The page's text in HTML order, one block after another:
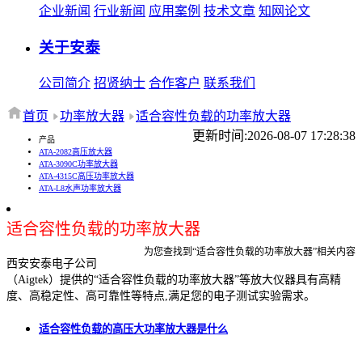
企业新闻 行业新闻 应用案例 技术文章 知网论文
关于安泰
公司简介 招贤纳士 合作客户 联系我们
首页 功率放大器
适合容性负载的功率放大器
更新时间:2026-08-07 17:28:38
产品
ATA-2082高压放大器
ATA-3090C功率放大器
ATA-4315C高压功率放大器
ATA-L8水声功率放大器
适合容性负载的功率放大器
为您查找到“适合容性负载的功率放大器”相关内容
西安安泰电子公司
（Aigtek）提供的“适合容性负载的功率放大器”等放大仪器具有高精
度、高稳定性、高可靠性等特点,满足您的电子测试实验需求。
适合容性负载的高压大功率放大器是什么